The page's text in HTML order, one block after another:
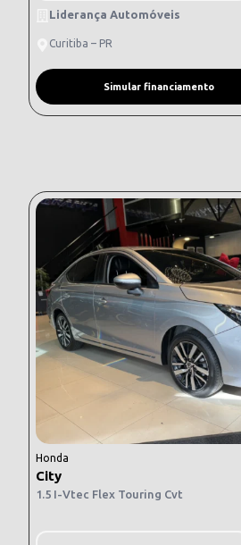
Liderança Automóveis
Curitiba – PR
Simular financiamento
Honda
City
1.5 I-Vtec Flex Touring Cvt